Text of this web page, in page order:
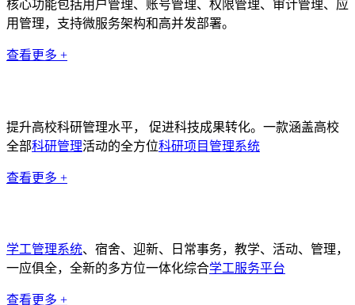
核心功能包括用户管理、账号管理、权限管理、审计管理、应
用管理，支持微服务架构和高并发部署。
查看更多 +
提升高校科研管理水平， 促进科技成果转化。一款涵盖高校
全部科研管理活动的全方位科研项目管理系统
查看更多 +
学工管理系统、宿舍、迎新、日常事务，教学、活动、管理，
一应俱全，全新的多方位一体化综合学工服务平台
查看更多 +